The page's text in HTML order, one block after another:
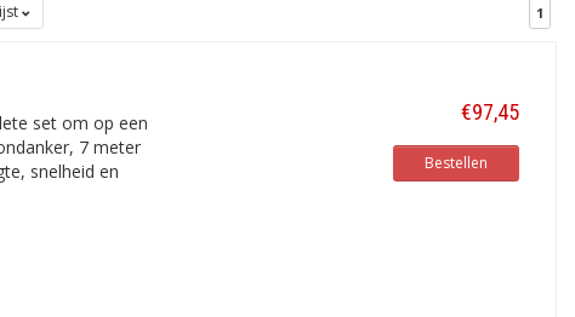
1
set om op een
7 meter
snelheid en
€97,45
Bestellen